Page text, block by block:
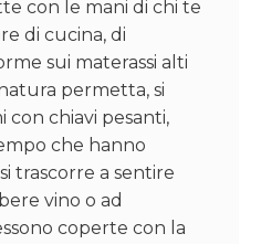
con le mani di chi te
di cucina, di
sui materassi alti
permetta, si
chiavi pesanti,
che hanno
trascorre a sentire
vino o ad
coperte con la